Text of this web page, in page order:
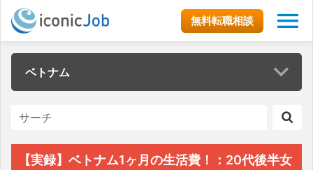
無料転職相談
ベトナム
【実録】ベトナム1ヶ月の生活費！：20代後半女